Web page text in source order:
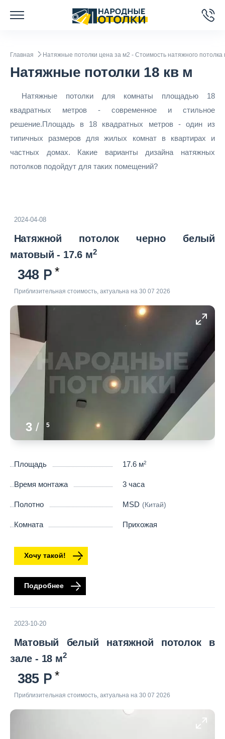
Главная Натяжные потолки цена за м2 - Стоимость натяжного потолка
Натяжные потолки 18 кв м
Натяжные потолки для комнаты площадью 18
квадратных метров - современное и стильное
решение.Площадь в 18 квадратных метров - один из
типичных размеров для жилых комнат в квартирах и
частных домах. Какие варианты дизайна натяжных
потолков подойдут для таких помещений?
2024-04-08
Натяжной потолок черно белый
матовый - 17.6 м2
348
Приблизительная стоимость, актуальна на 30 07 2026
3 / 5
Площадь 17.6 м2
Время монтажа 3 часа
Полотно MSD (Китай)
Комната Прихожая
Хочу такой!
Подробнее
2023-10-20
Матовый белый натяжной потолок в
зале - 18 м2
385
Приблизительная стоимость, актуальна на 30 07 2026